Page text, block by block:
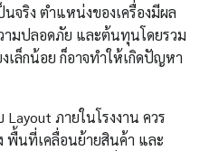
จริง ตำแหน่งของเครื่องมีผล
ามปลอดภัย และต้นทุนโดยรวม
เล็กน้อย ก็อาจทำให้เกิดปัญหา
ภายในโรงงาน ควร
พื้นที่เคลื่อนย้ายสินค้า และ